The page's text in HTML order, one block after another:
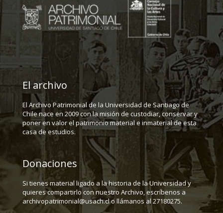
El archivo
El Archivo Patrimonial de la Universidad de Santiago de
Chile nace en 2009 con la misión de custodiar, conservar y
poner en valor el patrimonio material e inmaterial de esta
casa de estudios.
Donaciones
Si tienes material ligado a la historia de la Universidad y
quieres compartirlo con nuestro Archivo, escríbenos a
archivopatrimonial@usach.cl o llámanos al 27180275.